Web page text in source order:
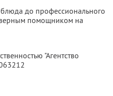
до профессионального
верным помощником на
"Агентство